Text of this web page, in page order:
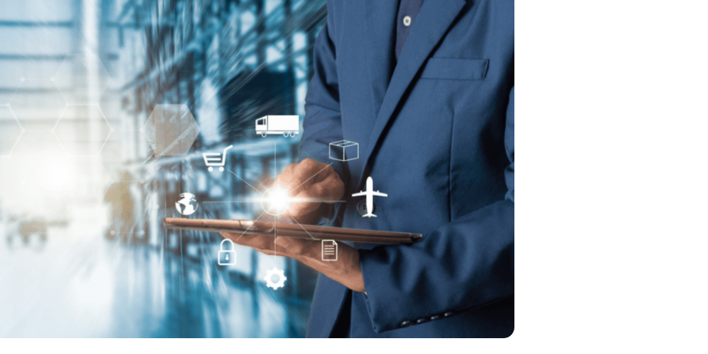
en entrepôt
transport
et
- 3PL
de manière
Animation du
parcours d’achat
omnicanal
Animez la relation client
en temps réel et
fidélisez vos clients
Gestion des stocks
unifiés
Réalisez en temps réel
toutes les opérations
de mouvement de
stocks et mettez en
place une gestion de la
seconde vie de vos
d’intégration B2B et
A2A dernière
génération
et recommandations d’experts
et solutions du secteur